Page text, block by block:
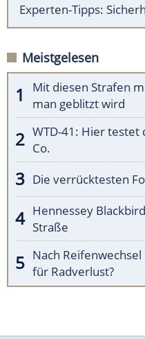
Experten-Tipps:
Meistgelesen
Mit diesen Strafen
man geblitzt wird
WTD-41: Hier testet
Co.
Die verrücktesten
Hennessey
Straße
Nach
für Radverlust?